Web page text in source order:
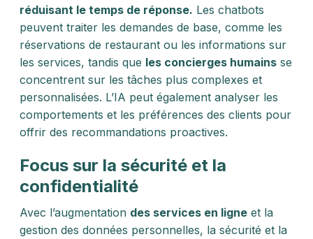
réduisant le temps de réponse. Les chatbots
peuvent traiter les demandes de base, comme les
réservations de restaurant ou les informations sur
les services, tandis que les concierges humains se
concentrent sur les tâches plus complexes et
personnalisées. L’IA peut également analyser les
comportements et les préférences des clients pour
offrir des recommandations proactives.
Focus sur la sécurité et la
confidentialité
Avec l’augmentation des services en ligne et la
gestion des données personnelles, la sécurité et la